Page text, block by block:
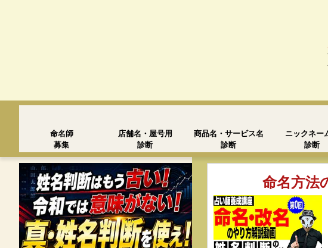
命名師
募集
店舗名・屋号用
診断
商品名・サービス名
診断
ニックネー
診断
命名方法